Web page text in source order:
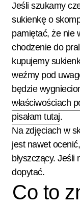
Jeśli szukamy
sukienkę o
pamiętać, że nie
chodzenie do
kupujemy
weźmy pod
będzie
właściwościach
pisałam tutaj.
Na zdjęciach w
jest nawet
błyszczący.
dopytać.
Co to